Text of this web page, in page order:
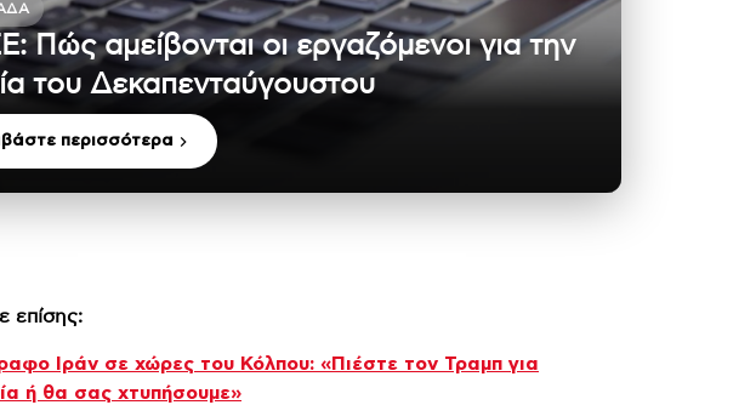
Πώς αμείβονται οι εργαζόμενοι για την
του Δεκαπενταύγουστου
περισσότερα
επίσης:
Ιράν σε χώρες του Κόλπου: «Πιέστε τον Τραμπ για
ή θα σας χτυπήσουμε»